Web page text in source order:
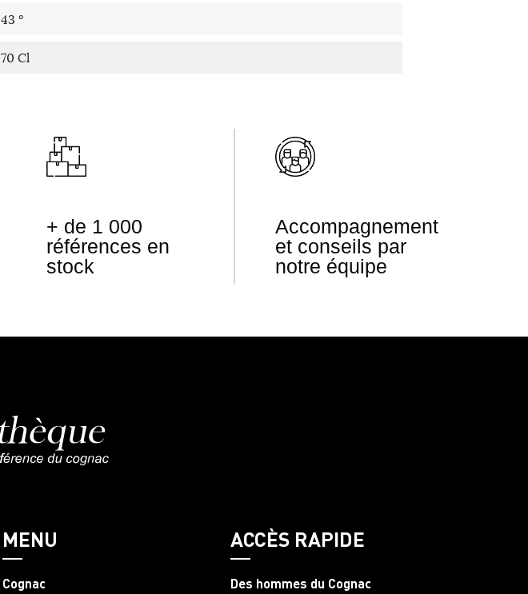
43 °
70 Cl
+ de 1 000
références en
stock
Accompagnement
et conseils par
notre équipe
MENU
Cognac
ACCÈS RAPIDE
Des hommes du Cognac